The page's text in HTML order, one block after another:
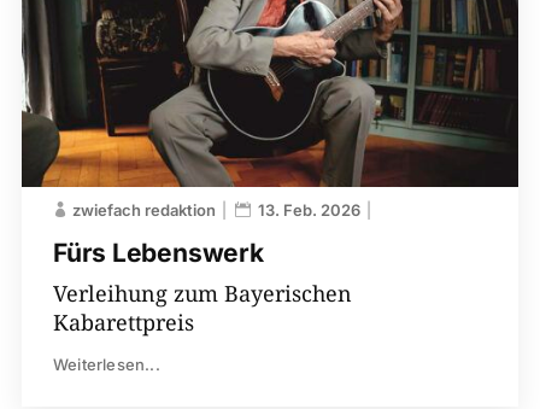
Fürs Lebenswerk
zwiefach redaktion 13. Feb. 2026
Verleihung zum Bayerischen
Kabarettpreis
Weiterlesen...